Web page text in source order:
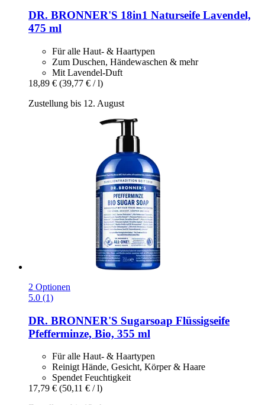
DR. BRONNER'S 18in1 Naturseife Lavendel,
475 ml
Für alle Haut- & Haartypen
Zum Duschen, Händewaschen & mehr
Mit Lavendel-Duft
18,89 € (39,77 € / l)
Zustellung bis 12. August
2 Optionen
5.0 (1)
DR. BRONNER'S Sugarsoap Flüssigseife
Pfefferminze, Bio, 355 ml
Für alle Haut- & Haartypen
Reinigt Hände, Gesicht, Körper & Haare
Spendet Feuchtigkeit
17,79 € (50,11 € / l)